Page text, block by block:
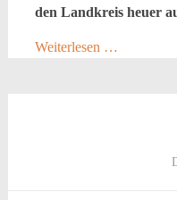
den Landkreis heuer
Weiterlesen …